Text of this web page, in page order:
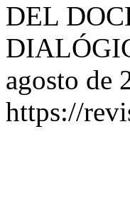
DEL
agosto de
https://